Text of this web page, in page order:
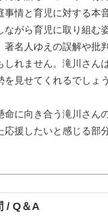
事情と育児に対する本
ながら育児に取り組む
著名人ゆえの誤解や批
しれません。滝川さん
を見せてくれるでしょう
命に向き合う滝川さん
応援したいと感じる部
/ Q＆A